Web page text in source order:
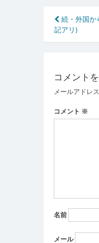
投
稿
ビ
ゲ
ー
シ
続・外国か
記アリ)
コメント
メールアドレ
コメント ※
名前
メール